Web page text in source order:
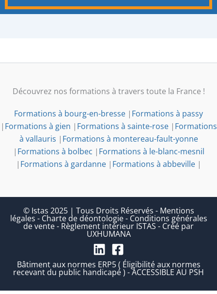
Découvrez nos formations à travers toute la France !
Formations à bourg-en-bresse | Formations à passy
| Formations à gien | Formations à sainte-rose| Formations
à vallauris | Formations à montereau-fault-yonne
| Formations à bolbec | Formations à le-blanc-mesnil
| Formations à gardanne| Formations à abbeville|
© Istas 2025 | Tous Droits Réservés - Mentions
légales - Charte de déontologie- Conditions générales
de vente- Règlement intérieur ISTAS - Créé par
UXHUMANA
Bâtiment aux normes ERP5 ( Éligibilité aux normes
recevant du public handicapé ) - ACCESSIBLE AU PSH